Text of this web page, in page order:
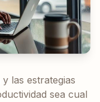
las estrategias
sea cual